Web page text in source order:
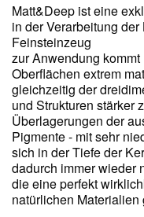
Matt&Deep ist eine
in der Verarbeitung
Feinsteinzeug
zur Anwendung
Oberflächen extrem
gleichzeitig der
und Strukturen stärker
Überlagerungen der
Pigmente - mit sehr
sich in der Tiefe der
dadurch immer wieder
die eine perfekt
natürlichen Materialien